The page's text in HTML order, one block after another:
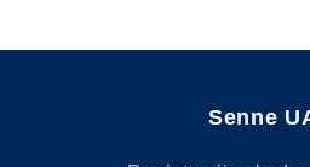
Senne